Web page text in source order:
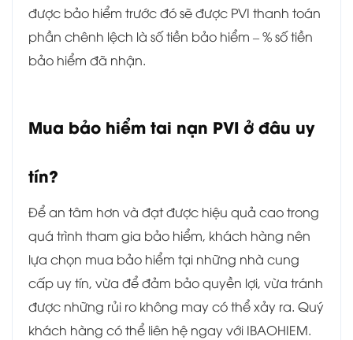
được bảo hiểm trước đó sẽ được PVI thanh toán
phần chênh lệch là số tiền bảo hiểm – % số tiền
bảo hiểm đã nhận.
Mua bảo hiểm tai nạn PVI ở đâu uy
tín?
Để an tâm hơn và đạt được hiệu quả cao trong
quá trình tham gia bảo hiểm, khách hàng nên
lựa chọn mua bảo hiểm tại những nhà cung
cấp uy tín, vừa để đảm bảo quyền lợi, vừa tránh
được những rủi ro không may có thể xảy ra. Quý
khách hàng có thể liên hệ ngay với IBAOHIEM.